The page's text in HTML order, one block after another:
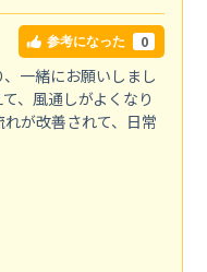
参考になった 0
一緒にお願いしまし
、風通しがよくなり
が改善されて、日常